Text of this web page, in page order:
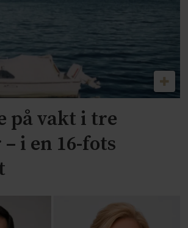
på vakt i tre
i en 16-fots